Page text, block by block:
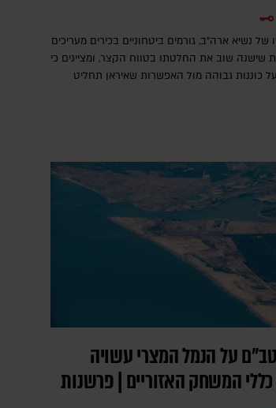
של נשיא ארה"ב, גורמים ביטחוניים בכירים מעריכים
שישנה שוב את החלטתו בטווח הקצר, ומציינים כי
כוננות גבוהה מול האפשרות שאיראן תחליט
על הנמל המצרי עשויה
המשחק האזוריים | פרשנות